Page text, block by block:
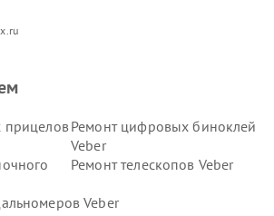
прицеловРемонт цифровых биноклей
Veber
Ремонт телескопов Veber
Veber